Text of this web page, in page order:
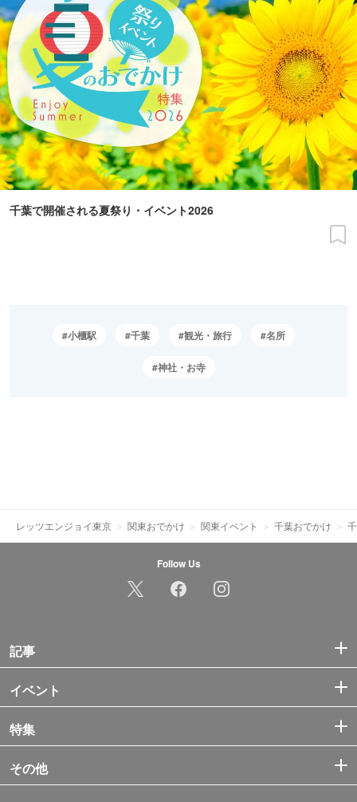
千葉で開催される夏祭り・イベント2026
小櫃駅 千葉 観光・旅行 名所
神社・お寺
レッツエンジョイ東京 関東おでかけ 関東イベント 千葉おでかけ
Follow Us
記事
イベント
特集
その他